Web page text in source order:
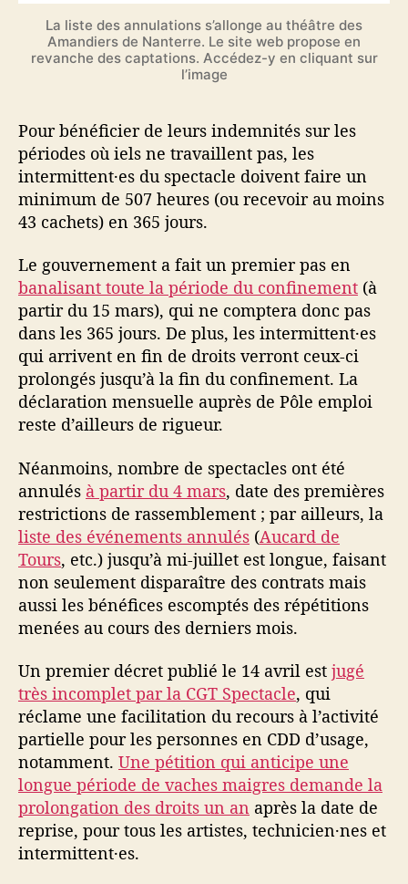
La liste des annulations s’allonge au théâtre des
Amandiers de Nanterre. Le site web propose en
revanche des captations. Accédez-y en cliquant sur
l’image
Pour bénéficier de leurs indemnités sur les
périodes où iels ne travaillent pas, les
intermittent·es du spectacle doivent faire un
minimum de 507 heures (ou recevoir au moins
43 cachets) en 365 jours.
Le gouvernement a fait un premier pas en
banalisant toute la période du confinement (à
partir du 15 mars), qui ne comptera donc pas
dans les 365 jours. De plus, les intermittent·es
qui arrivent en fin de droits verront ceux-ci
prolongés jusqu’à la fin du confinement. La
déclaration mensuelle auprès de Pôle emploi
reste d’ailleurs de rigueur.
Néanmoins, nombre de spectacles ont été
annulés à partir du 4 mars, date des premières
restrictions de rassemblement ; par ailleurs, la
liste des événements annulés (Aucard de
Tours, etc.) jusqu’à mi-juillet est longue, faisant
non seulement disparaître des contrats mais
aussi les bénéfices escomptés des répétitions
menées au cours des derniers mois.
Un premier décret publié le 14 avril est jugé
très incomplet par la CGT Spectacle, qui
réclame une facilitation du recours à l’activité
partielle pour les personnes en CDD d’usage,
notamment. Une pétition qui anticipe une
longue période de vaches maigres demande la
prolongation des droits un an après la date de
reprise, pour tous les artistes, technicien·nes et
intermittent·es.